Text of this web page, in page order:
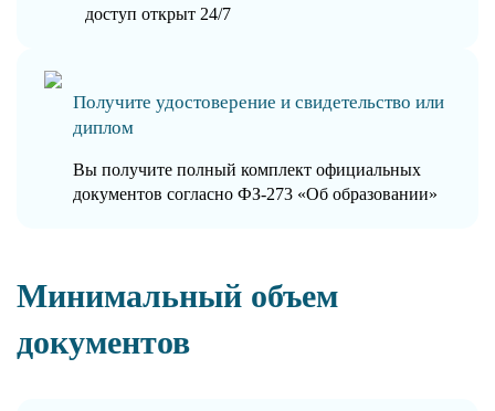
доступ открыт 24/7
Получите удостоверение и свидетельство или
диплом
Вы получите полный комплект официальных
документов согласно ФЗ-273 «Об образовании»
Минимальный объем
документов